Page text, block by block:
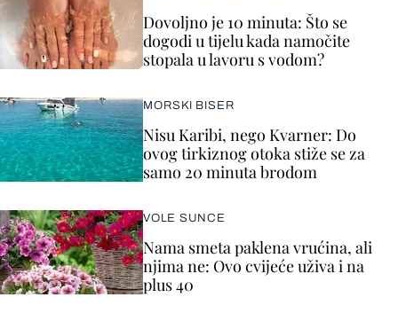
Dovoljno je 10 minuta: Što se
dogodi u tijelu kada namočite
stopala u lavoru s vodom?
MORSKI BISER
Nisu Karibi, nego Kvarner: Do
ovog tirkiznog otoka stiže se za
samo 20 minuta brodom
VOLE SUNCE
Nama smeta paklena vrućina, ali
njima ne: Ovo cvijeće uživa i na
plus 40